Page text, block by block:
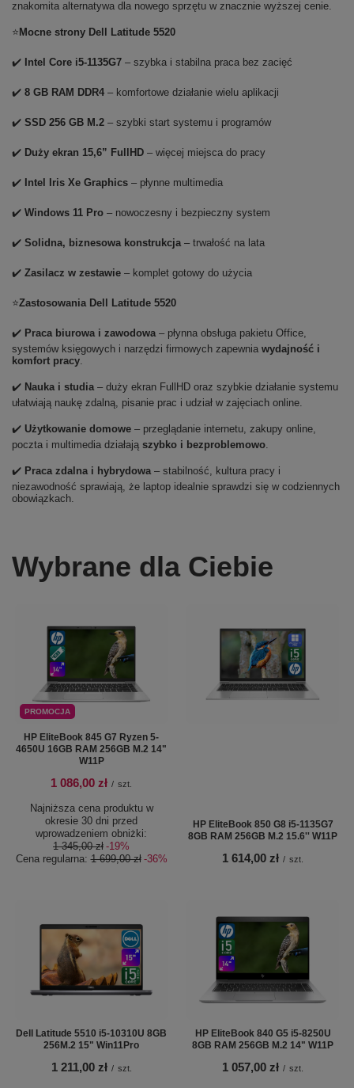
znakomita alternatywa dla nowego sprzętu w znacznie wyższej cenie.
⭐ Mocne strony Dell Latitude 5520
✔️ Intel Core i5-1135G7 – szybka i stabilna praca bez zacięć
✔️ 8 GB RAM DDR4 – komfortowe działanie wielu aplikacji
✔️ SSD 256 GB M.2 – szybki start systemu i programów
✔️ Duży ekran 15,6” FullHD – więcej miejsca do pracy
✔️ Intel Iris Xe Graphics – płynne multimedia
✔️ Windows 11 Pro – nowoczesny i bezpieczny system
✔️ Solidna, biznesowa konstrukcja– trwałość na lata
✔️ Zasilacz w zestawie – komplet gotowy do użycia
⭐Zastosowania Dell Latitude 5520
✔️ Praca biurowa i zawodowa– płynna obsługa pakietu Office,
systemów księgowych i narzędzi firmowych zapewnia wydajność i
komfort pracy.
✔️ Nauka i studia– duży ekran FullHD oraz szybkie działanie systemu
ułatwiają naukę zdalną, pisanie prac i udział w zajęciach online.
✔️ Użytkowanie domowe – przeglądanie internetu, zakupy online,
poczta i multimedia działają szybko i bezproblemowo.
✔️ Praca zdalna i hybrydowa– stabilność, kultura pracy i
niezawodność sprawiają, że laptop idealnie sprawdzi się w codziennych
obowiązkach.
Wybrane dla Ciebie
PROMOCJA
HP EliteBook 845 G7 Ryzen 5-
4650U 16GB RAM 256GB M.2 14"
W11P
1 086,00 zł / szt.
Najniższa cena produktu w
okresie 30 dni przed
wprowadzeniem obniżki:
1 345,00 zł -19%
Cena regularna:1 699,00 zł -36%
HP EliteBook 850 G8 i5-1135G7
8GB RAM 256GB M.2 15.6'' W11P
1 614,00 zł / szt.
Dell Latitude 5510 i5-10310U 8GB
256M.2 15" Win11Pro
1 211,00 zł / szt.
HP EliteBook 840 G5 i5-8250U
8GB RAM 256GB M.2 14" W11P
1 057,00 zł / szt.